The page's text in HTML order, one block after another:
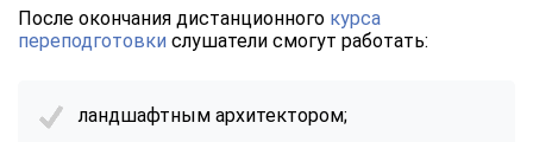
После окончания дистанционного курса
переподготовки слушатели смогут работать:
ландшафтным архитектором;